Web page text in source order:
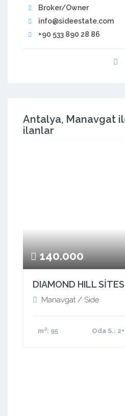
Broker/Owner
info@sideestate.com
+90 533 890 28 86
Antalya, Manavgat
ilanlar
140.000
Manavgat / Side
m²: 95 Oda S.: